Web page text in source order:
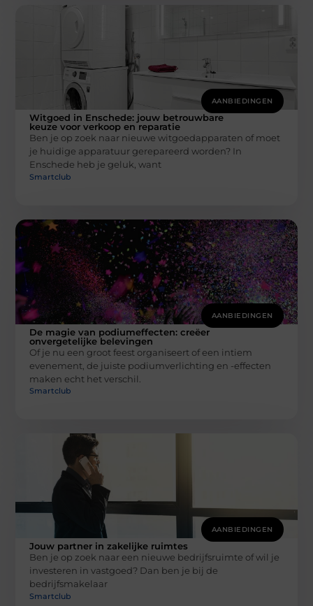
AANBIEDINGEN
Witgoed in Enschede: jouw betrouwbare
keuze voor verkoop en reparatie
Ben je op zoek naar nieuwe witgoedapparaten of moet
je huidige apparatuur gerepareerd worden? In
Enschede heb je geluk, want
Smartclub
AANBIEDINGEN
De magie van podiumeffecten: creëer
onvergetelijke belevingen
Of je nu een groot feest organiseert of een intiem
evenement, de juiste podiumverlichting en -effecten
maken echt het verschil.
Smartclub
AANBIEDINGEN
Jouw partner in zakelijke ruimtes
Ben je op zoek naar een nieuwe bedrijfsruimte of wil je
investeren in vastgoed? Dan ben je bij de
bedrijfsmakelaar
Smartclub